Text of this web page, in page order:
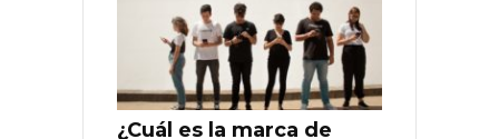
¿Cuál es la marca de